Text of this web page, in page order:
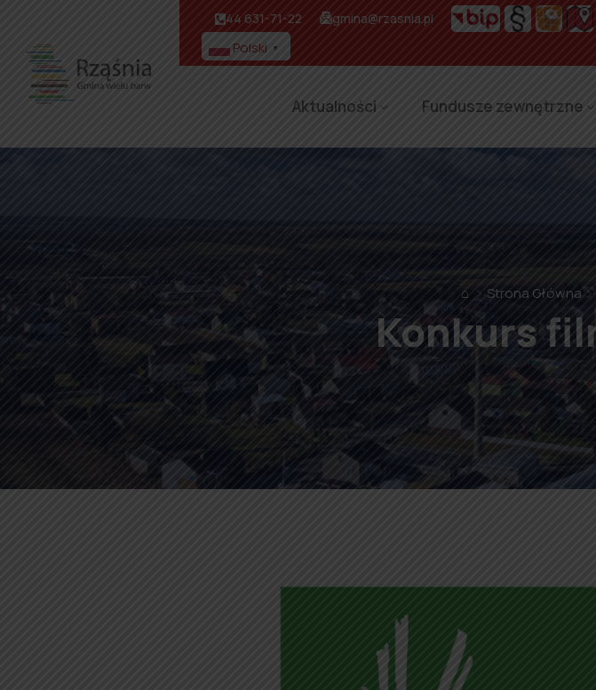
44 631-71-22 gmina@rzasnia.pl
Polski ▼
Aktualności Fundusze zewnętrzne
⌂ Strona Główna
Konkurs